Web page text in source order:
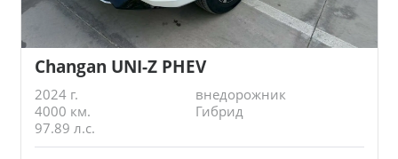
Changan UNI-Z PHEV
2024 г.
внедорожник
4000 км.
Гибрид
97.89 л.с.